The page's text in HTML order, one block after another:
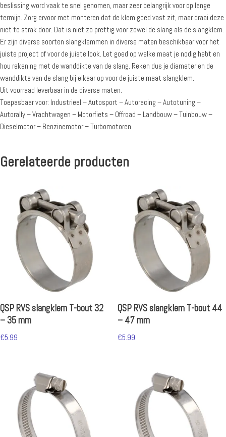
beslissing word vaak te snel genomen, maar zeer belangrijk voor op lange
termijn. Zorg ervoor met monteren dat de klem goed vast zit, maar draai deze
niet te strak door. Dat is niet zo prettig voor zowel de slang als de slangklem.
Er zijn diverse soorten slangklemmen in diverse maten beschikbaar voor het
juiste project of voor de juiste look. Let goed op welke maat je nodig hebt en
hou rekening met de wanddikte van de slang. Reken dus je diameter en de
wanddikte van de slang bij elkaar op voor de juiste maat slangklem.
Uit voorraad leverbaar in de diverse maten.
Toepasbaar voor: Industrieel – Autosport – Autoracing – Autotuning –
Autorally – Vrachtwagen – Motorfiets – Offroad – Landbouw – Tuinbouw –
Dieselmotor – Benzinemotor – Turbomotoren
Gerelateerde producten
QSP RVS slangklem T-bout 32
– 35 mm
€5.99
QSP RVS slangklem T-bout 44
– 47 mm
€5.99